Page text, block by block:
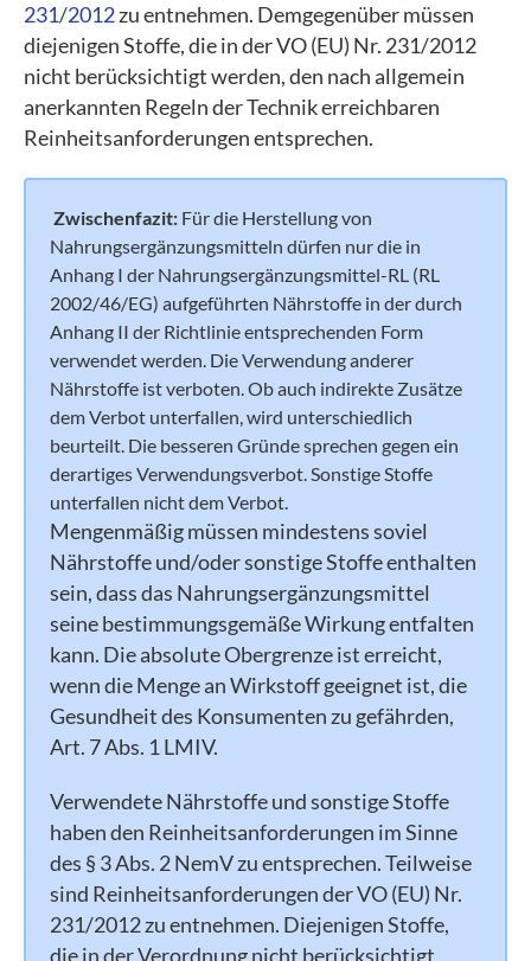
231/2012zu entnehmen. Demgegenüber müssen
diejenigen Stoffe, die in der VO (EU) Nr. 231/2012
nicht berücksichtigt werden, den nach allgemein
anerkannten Regeln der Technik erreichbaren
Reinheitsanforderungen entsprechen.
Zwischenfazit: Für die Herstellung von
Nahrungsergänzungsmitteln dürfen nur die in
Anhang I der Nahrungsergänzungsmittel-RL (RL
2002/46/EG) aufgeführten Nährstoffe in der durch
Anhang II der Richtlinie entsprechenden Form
verwendet werden. Die Verwendung anderer
Nährstoffe ist verboten. Ob auch indirekte Zusätze
dem Verbot unterfallen, wird unterschiedlich
beurteilt. Die besseren Gründe sprechen gegen ein
derartiges Verwendungsverbot. Sonstige Stoffe
unterfallen nicht dem Verbot.
Mengenmäßig müssen mindestens soviel
Nährstoffe und/oder sonstige Stoffe enthalten
sein, dass das Nahrungsergänzungsmittel
seine bestimmungsgemäße Wirkung entfalten
kann. Die absolute Obergrenze ist erreicht,
wenn die Menge an Wirkstoff geeignet ist, die
Gesundheit des Konsumenten zu gefährden,
Art. 7 Abs. 1 LMIV.
Verwendete Nährstoffe und sonstige Stoffe
haben den Reinheitsanforderungen im Sinne
des § 3 Abs. 2 NemV zu entsprechen. Teilweise
sind Reinheitsanforderungen der VO (EU) Nr.
231/2012 zu entnehmen. Diejenigen Stoffe,
die in der Verordnung nicht berücksichtigt